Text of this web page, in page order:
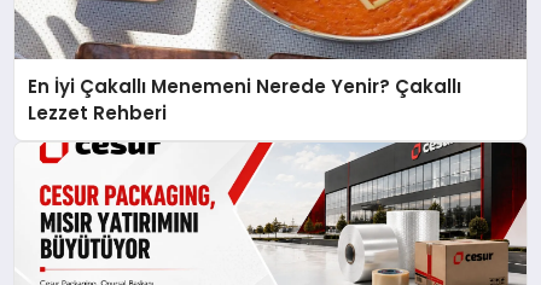
En İyi Çakallı Menemeni Nerede Yenir? Çakallı
Lezzet Rehberi